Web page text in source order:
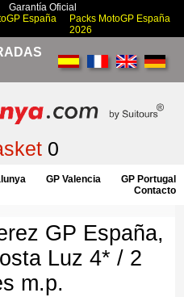
Garantía Oficial
España
Packs MotoGP España
2026
0
GP Valencia
GP Portugal
Contacto
GP España,
Luz 4* / 2
m.p.